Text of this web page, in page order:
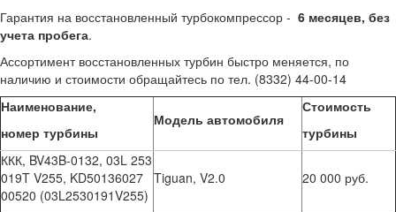
Гарантия на восстановленный турбокомпрессор - 6 месяцев, без
учета пробега.
Ассортимент восстановленных турбин быстро меняется, по
наличию и стоимости обращайтесь по тел. (8332) 44-00-14
Наименование,
номер турбины
Модель автомобиля
Стоимость
турбины
ККК, BV43B-0132, 03L 253
019T V255, KD50136027
00520 (03L2530191V255)
Tiguan, V2.0 20 000 руб.